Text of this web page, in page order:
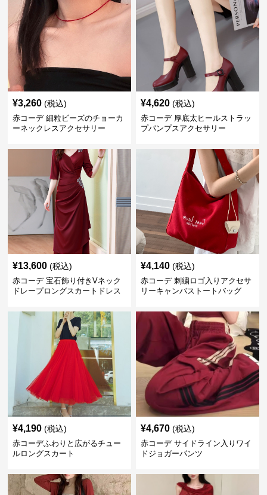
¥3,260 (税込)
赤コーデ 細粒ビーズのチョーカ
ーネックレスアクセサリー
¥4,620 (税込)
赤コーデ 厚底太ヒールストラッ
プパンプスアクセサリー
¥13,600 (税込)
赤コーデ 宝石飾り付きVネック
ドレープロングスカートドレス
¥4,140 (税込)
赤コーデ 刺繍ロゴ入りアクセサ
リーキャンバストートバッグ
¥4,190 (税込)
赤コーデふわりと広がるチュー
ルロングスカート
¥4,670 (税込)
赤コーデ サイドライン入りワイ
ドジョガーパンツ